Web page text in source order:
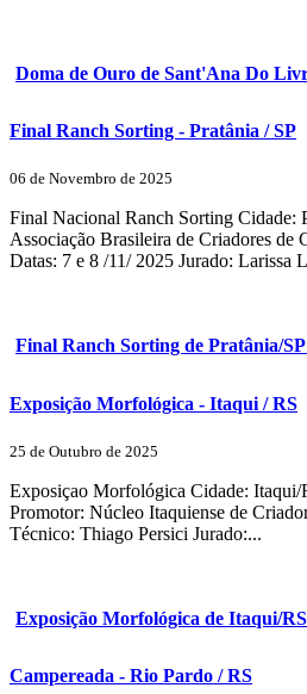
Doma de Ouro de Sant'Ana Do
Final Ranch Sorting - Pratânia / SP
06 de Novembro de 2025
Final Nacional Ranch Sorting Cidade:
Associação Brasileira de Criadores
Datas: 7 e 8 /11/ 2025 Jurado: Larissa
Final Ranch Sorting de Pratânia/SP
Exposição Morfológica - Itaqui / RS
25 de Outubro de 2025
Exposiçao Morfológica Cidade:
Promotor: Núcleo Itaquiense de
Técnico: Thiago Persici Jurado:...
Exposição Morfológica de Itaqui/
Campereada - Rio Pardo / RS